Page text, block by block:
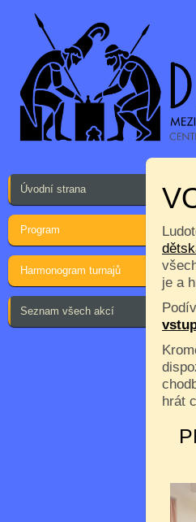
Úvodní strana
Program
Harmonogram turnajů
Seznam všech akcí
je a
hrát